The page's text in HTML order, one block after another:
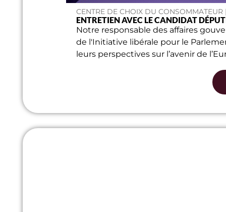
CENTRE DE CHOIX DU
ENTRETIEN AVEC LE CANDIDAT
Notre responsable des affaires
de l'Initiative libérale pour le
leurs perspectives sur l’avenir de